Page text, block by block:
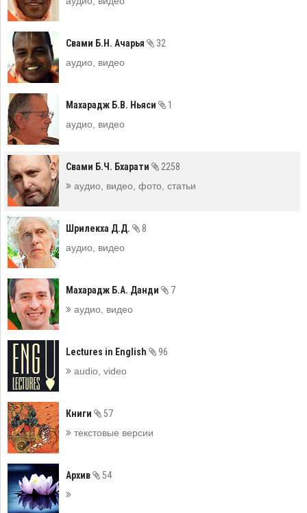
Свами Б.Н. Ачарья
32
аудио, видео
Махарадж Б.В. Ньяси
1
аудио, видео
Свами Б.Ч. Бхарати
2258
аудио, видео, фото, статьи
Шрилекха Д.Д.
8
аудио, видео
Махарадж Б.А. Данди
7
аудио, видео
Lectures in English
96
audio, video
Книги
57
текстовые версии
Архив 54